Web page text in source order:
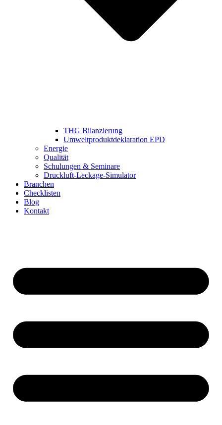
THG Bilanzierung
Umweltproduktdeklaration EPD
Energie
Qualität
Schulungen & Seminare
Druckluft-Leckage-Simulator
Branchen
Checklisten
Blog
Kontakt